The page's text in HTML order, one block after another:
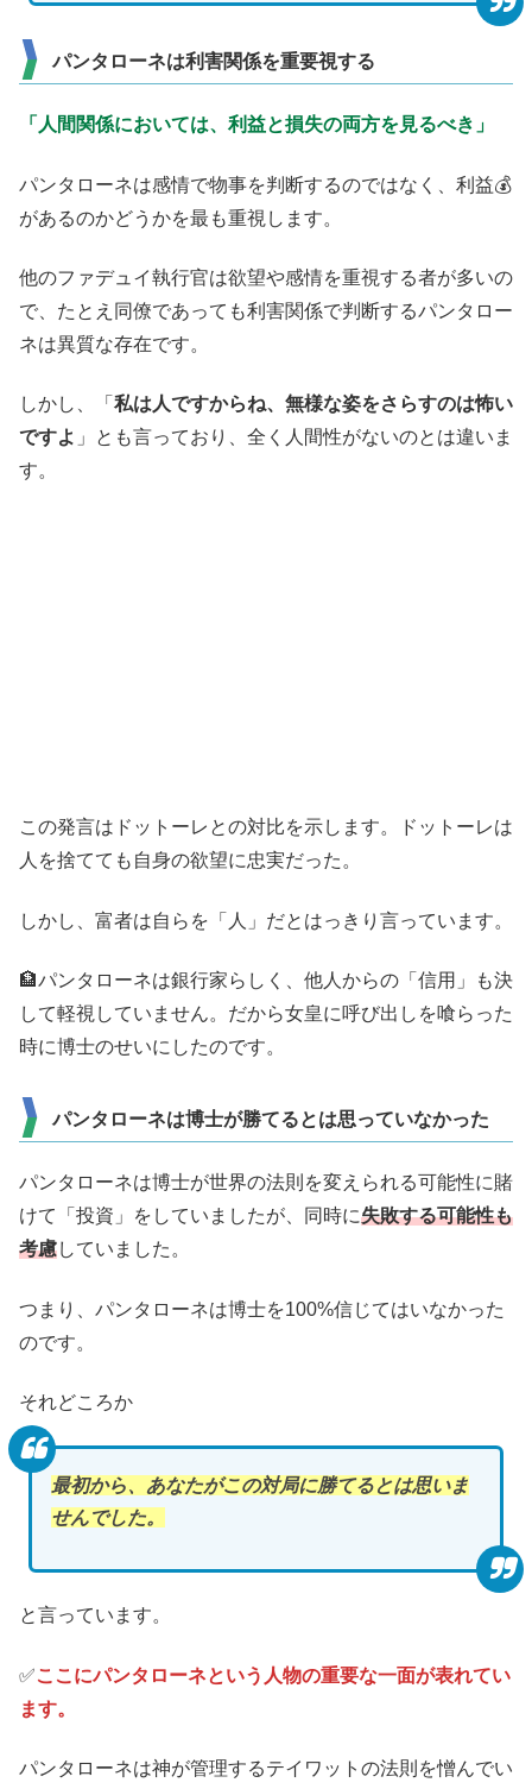
パンタローネは利害関係を重要視する
「人間関係においては、利益と損失の両方を見るべき」
パンタローネは感情で物事を判断するのではなく、利益💰️
があるのかどうかを最も重視します。
他のファデュイ執行官は欲望や感情を重視する者が多いの
で、たとえ同僚であっても利害関係で判断するパンタロー
ネは異質な存在です。
しかし、「 私は人ですからね、無様な姿をさらすのは怖い
ですよ 」とも言っており、全く人間性がないのとは違いま
す。
この発言はドットーレとの対比を示します。ドットーレは
人を捨てても自身の欲望に忠実だった。
しかし、富者は自らを「人」だとはっきり言っています。
🏦パンタローネは銀行家らしく、他人からの「信用」も決
して軽視していません。だから女皇に呼び出しを喰らった
時に博士のせいにしたのです。
パンタローネは博士が勝てるとは思っていなかった
パンタローネは博士が世界の法則を変えられる可能性に賭
けて「投資」をしていましたが、同時に失敗する可能性も
考慮していました。
つまり、パンタローネは博士を100%信じてはいなかった
のです。
それどころか
最初から、あなたがこの対局に勝てるとは思いま
せんでした。
と言っています。
✅️ここにパンタローネという人物の重要な一面が表れてい
ます。
パンタローネは神が管理するテイワットの法則を憎んでい